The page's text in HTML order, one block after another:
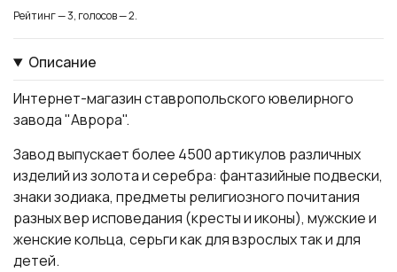
Рейтинг — 3, голосов — 2.
Описание
Интернет-магазин ставропольского ювелирного
завода "Аврора".
Завод выпускает более 4500 артикулов различных
изделий из золота и серебра: фантазийные подвески,
знаки зодиака, предметы религиозного почитания
разных вер исповедания (кресты и иконы), мужские и
женские кольца, серьги как для взрослых так и для
детей.